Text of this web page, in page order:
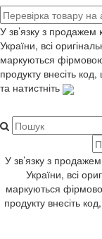
У зв’язку з продажем
України, всі
маркуються
продукту внесіть
та натистніть
У зв’язку з
України, всі
маркуються
продукту внесіть